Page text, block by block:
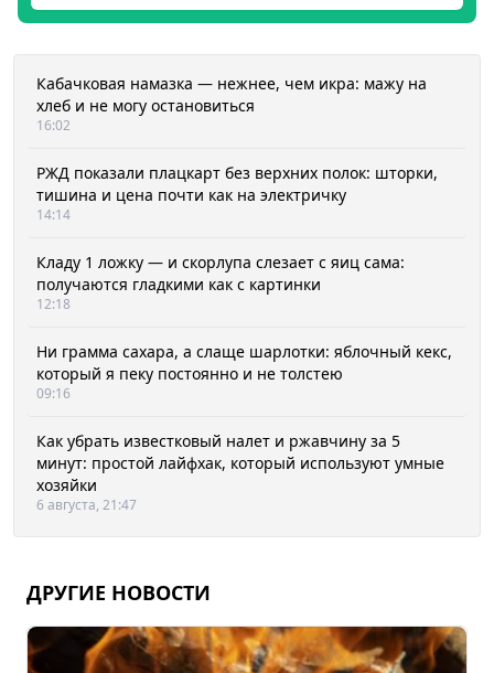
Кабачковая намазка — нежнее, чем икра: мажу на
хлеб и не могу остановиться
16:02
РЖД показали плацкарт без верхних полок: шторки,
тишина и цена почти как на электричку
14:14
Кладу 1 ложку — и скорлупа слезает с яиц сама:
получаются гладкими как с картинки
12:18
Ни грамма сахара, а слаще шарлотки: яблочный кекс,
который я пеку постоянно и не толстею
09:16
Как убрать известковый налет и ржавчину за 5
минут: простой лайфхак, который используют умные
хозяйки
6 августа, 21:47
ДРУГИЕ НОВОСТИ